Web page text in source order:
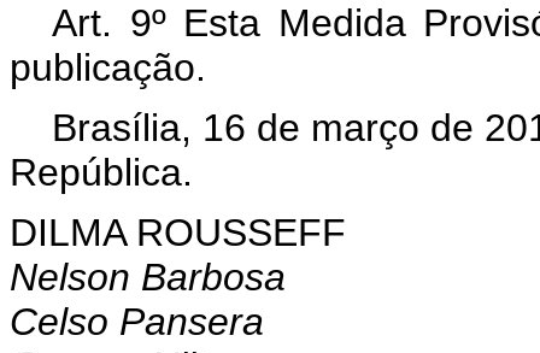
Art. 9º Esta Medida
publicação.
Brasília, 16 de março de
República.
DILMA ROUSSEFF
Nelson Barbosa
Celso Pansera